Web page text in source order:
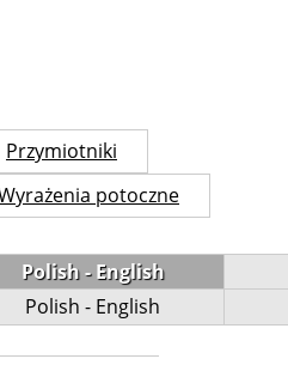
Przymiotniki
potoczne
Polish - English
Polish - English